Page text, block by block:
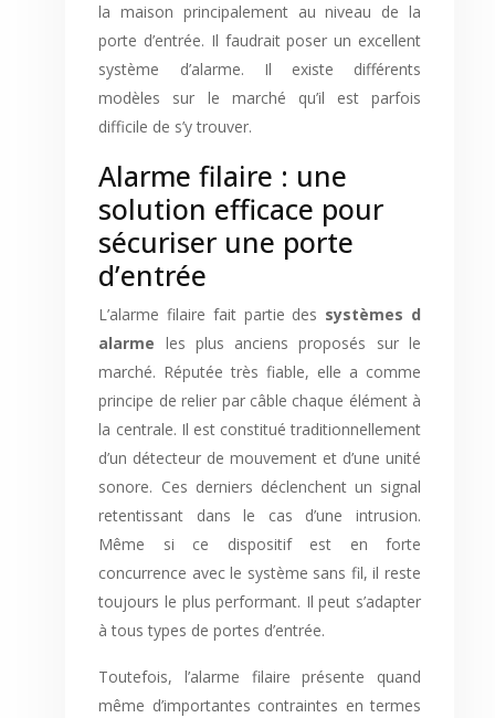
la maison principalement au niveau de la
porte d’entrée. Il faudrait poser un excellent
système d’alarme. Il existe différents
modèles sur le marché qu’il est parfois
difficile de s’y trouver.
Alarme filaire : une
solution efficace pour
sécuriser une porte
d’entrée
L’alarme filaire fait partie des systèmes d
alarme les plus anciens proposés sur le
marché. Réputée très fiable, elle a comme
principe de relier par câble chaque élément à
la centrale. Il est constitué traditionnellement
d’un détecteur de mouvement et d’une unité
sonore. Ces derniers déclenchent un signal
retentissant dans le cas d’une intrusion.
Même si ce dispositif est en forte
concurrence avec le système sans fil, il reste
toujours le plus performant. Il peut s’adapter
à tous types de portes d’entrée.
Toutefois, l’alarme filaire présente quand
même d’importantes contraintes en termes